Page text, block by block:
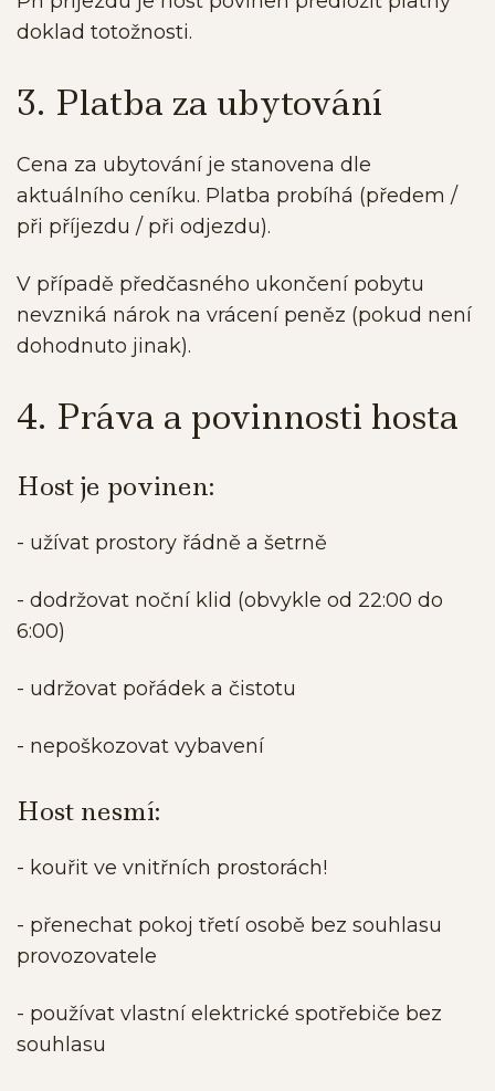
doklad totožnosti.
3. Platba za ubytování
Cena za ubytování je stanovena dle
aktuálního ceníku. Platba probíhá (předem /
při příjezdu / při odjezdu).
V případě předčasného ukončení pobytu
nevzniká nárok na vrácení peněz (pokud není
dohodnuto jinak).
4. Práva a povinnosti hosta
Host je povinen:
- užívat prostory řádně a šetrně
- dodržovat noční klid (obvykle od 22:00 do
6:00)
- udržovat pořádek a čistotu
- nepoškozovat vybavení
Host nesmí:
- kouřit ve vnitřních prostorách!
- přenechat pokoj třetí osobě bez souhlasu
provozovatele
- používat vlastní elektrické spotřebiče bez
souhlasu